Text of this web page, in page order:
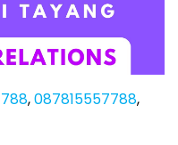
,087815557788,